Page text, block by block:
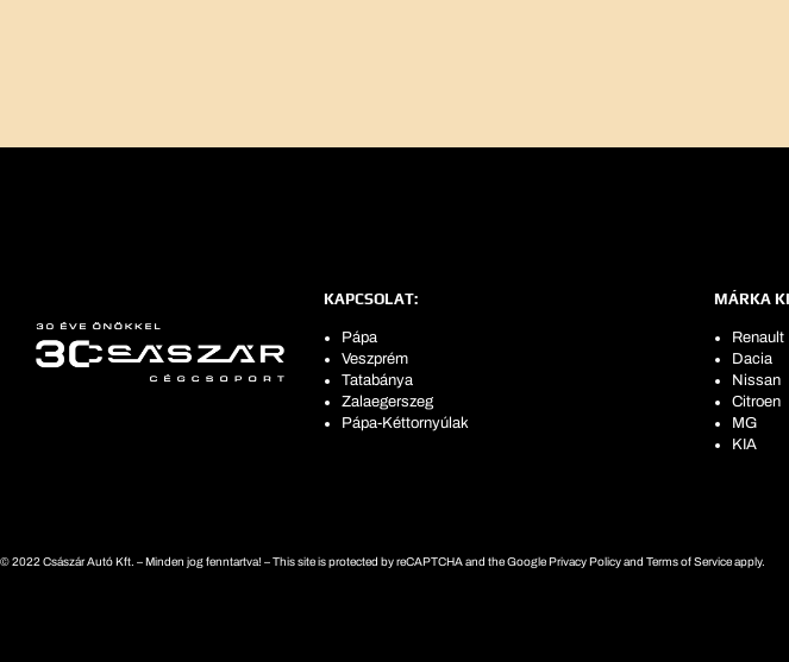
KAPCSOLAT:
Pápa
Veszprém
Tatabánya
Zalaegerszeg
Pápa-Kéttornyúlak
MÁRKA
Renault
Dacia
Nissan
Citroen
MG
KIA
© 2022 Császár Autó Kft. – Minden jog fenntartva! – This site is protected by reCAPTCHA and the Google Privacy Policy and Terms of Service apply.